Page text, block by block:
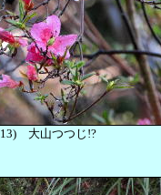
13)大山つつじ!?